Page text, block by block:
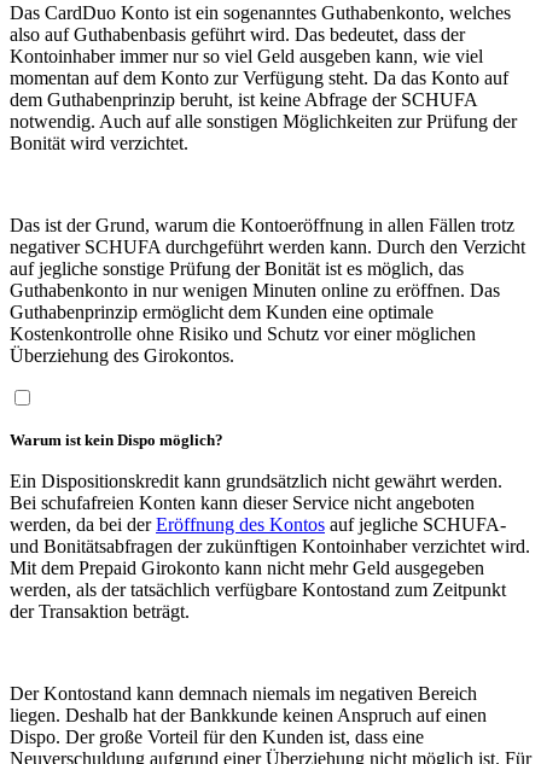
Das CardDuo Konto ist ein sogenanntes Guthabenkonto, welches
also auf Guthabenbasis geführt wird. Das bedeutet, dass der
Kontoinhaber immer nur so viel Geld ausgeben kann, wie viel
momentan auf dem Konto zur Verfügung steht. Da das Konto auf
dem Guthabenprinzip beruht, ist keine Abfrage der SCHUFA
notwendig. Auch auf alle sonstigen Möglichkeiten zur Prüfung der
Bonität wird verzichtet.
Das ist der Grund, warum die Kontoeröffnung in allen Fällen trotz
negativer SCHUFA durchgeführt werden kann. Durch den Verzicht
auf jegliche sonstige Prüfung der Bonität ist es möglich, das
Guthabenkonto in nur wenigen Minuten online zu eröffnen. Das
Guthabenprinzip ermöglicht dem Kunden eine optimale
Kostenkontrolle ohne Risiko und Schutz vor einer möglichen
Überziehung des Girokontos.
Warum ist kein Dispo möglich?
Ein Dispositionskredit kann grundsätzlich nicht gewährt werden.
Bei schufafreien Konten kann dieser Service nicht angeboten
werden, da bei derEröffnung des Kontos auf jegliche SCHUFA-
und Bonitätsabfragen der zukünftigen Kontoinhaber verzichtet wird.
Mit dem Prepaid Girokonto kann nicht mehr Geld ausgegeben
werden, als der tatsächlich verfügbare Kontostand zum Zeitpunkt
der Transaktion beträgt.
Der Kontostand kann demnach niemals im negativen Bereich
liegen. Deshalb hat der Bankkunde keinen Anspruch auf einen
Dispo. Der große Vorteil für den Kunden ist, dass eine
Neuverschuldung aufgrund einer Überziehung nicht möglich ist. Für